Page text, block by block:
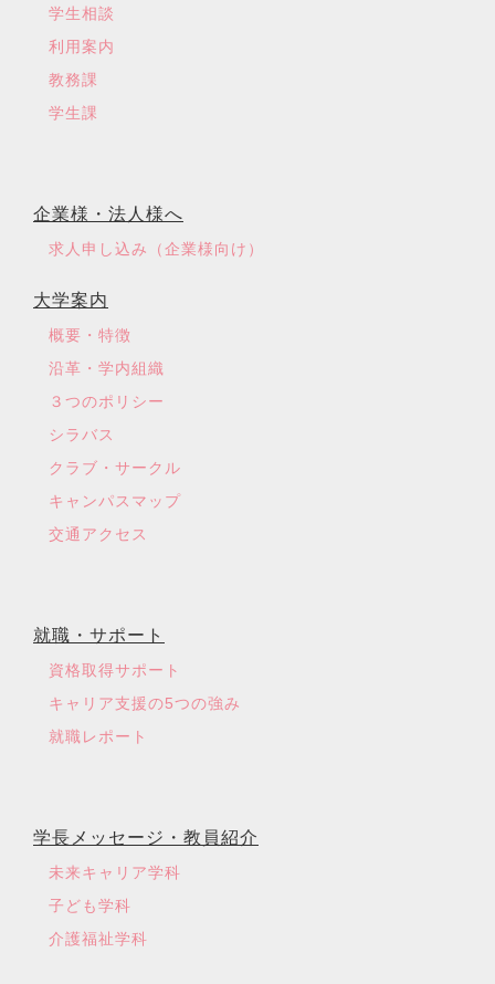
学生相談
利用案内
教務課
学生課
企業様・法人様へ
求人申し込み（企業様向け）
大学案内
概要・特徴
沿革・学内組織
３つのポリシー
シラバス
クラブ・サークル
キャンパスマップ
交通アクセス
就職・サポート
資格取得サポート
キャリア支援の5つの強み
就職レポート
学長メッセージ・教員紹介
未来キャリア学科
子ども学科
介護福祉学科